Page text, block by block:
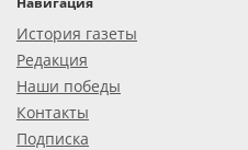
История газеты
Редакция
Наши победы
Контакты
Подписка